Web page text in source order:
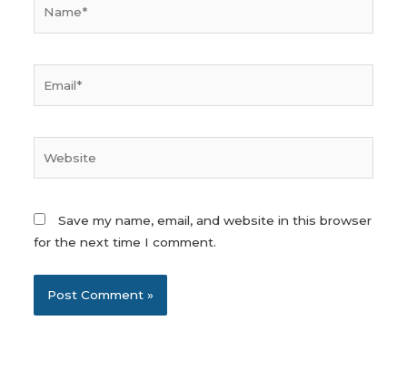
Save my name, email, and website in this browser
for the next time I comment.